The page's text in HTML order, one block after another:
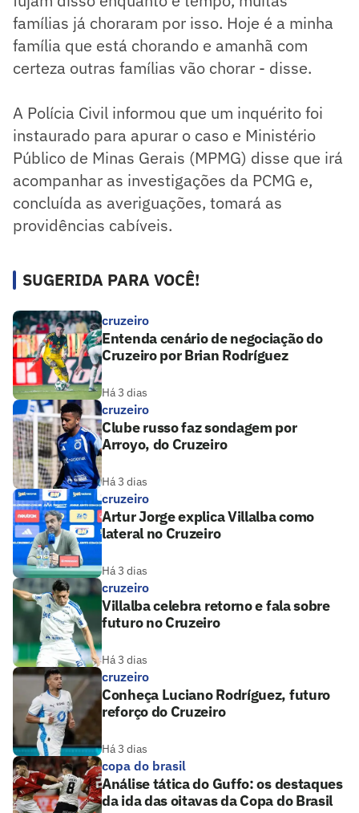
famílias já choraram por isso. Hoje é a minha
família que está chorando e amanhã com
certeza outras famílias vão chorar - disse.
A Polícia Civil informou que um inquérito foi
instaurado para apurar o caso e Ministério
Público de Minas Gerais (MPMG) disse que irá
acompanhar as investigações da PCMG e,
concluída as averiguações, tomará as
providências cabíveis.
SUGERIDA PARA VOCÊ!
cruzeiro
Entenda cenário de negociação do
Cruzeiro por Brian Rodríguez
Há 3 dias
cruzeiro
Clube russo faz sondagem por
Arroyo, do Cruzeiro
Há 3 dias
cruzeiro
Artur Jorge explica Villalba como
lateral no Cruzeiro
Há 3 dias
cruzeiro
Villalba celebra retorno e fala sobre
futuro no Cruzeiro
Há 3 dias
cruzeiro
Conheça Luciano Rodríguez, futuro
reforço do Cruzeiro
Há 3 dias
copa do brasil
Análise tática do Guffo: os destaques
da ida das oitavas da Copa do Brasil